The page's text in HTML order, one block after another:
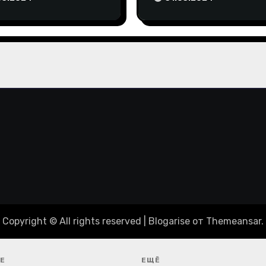
Copyright © All rights reserved Blogarise от Themeansar.
ЕЩЁ